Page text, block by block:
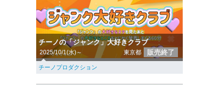
チーノの「ジャンク」大好きクラブ
2025/10/1(水)～ 東京都 販売終了
チーノプロダクション